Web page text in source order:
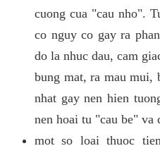
cuong cua "cau nho".
co nguy co gay ra
do la nhuc dau, cam
bung mat, ra mau mui,
nhat gay nen hien
nen hoai tu "cau be"
mot so loai thuoc